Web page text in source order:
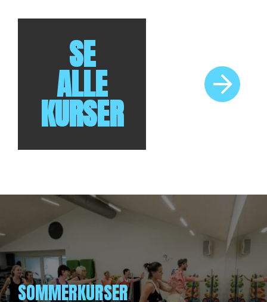
SE
ALLE
KURSER
SOMMERKURSER